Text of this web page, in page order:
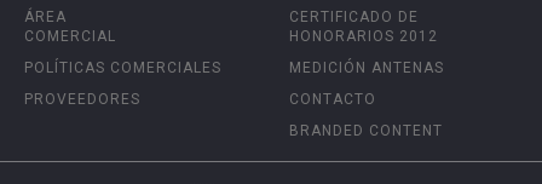
ÁREA
COMERCIAL
POLÍTICAS COMERCIALES
PROVEEDORES
CERTIFICADO DE
HONORARIOS 2012
MEDICIÓN ANTENAS
CONTACTO
BRANDED CONTENT